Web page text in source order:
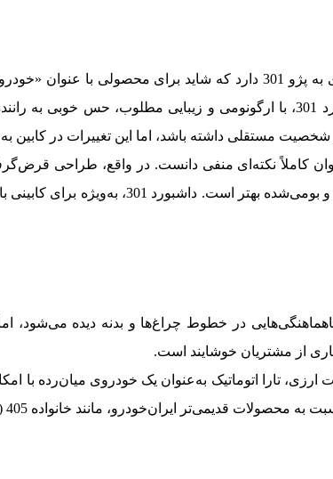
طراحی داخلی تارا شباهت زیادی به پژو 301 دارد که شاید برای
مزایایی نیز دارد؛ طراحی داشبورد 301، با ارگونومی و زیبایی
مستقلی داشته باشد، اما این تغییرات در کابین به
ساده‌اش، از یک طراحی ناموفق و بومی‌شده
در خطوط چراغ‌ها و بدنه دیده می‌شود،
تارا اتوماتیک به‌عنوان یک خودروی میان‌رده با
ایران‌خودرو، مانند خانواده 405 (شامل سمند و دنا)، وضعیت بهتری دارد.